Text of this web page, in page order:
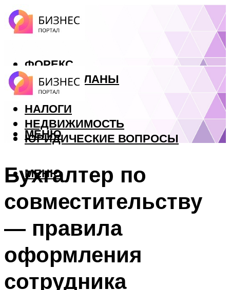
ФОРЕКС
БИЗНЕС ПЛАНЫ
КРЕДИТЫ
НАЛОГИ
НЕДВИЖИМОСТЬ
ЮРИДИЧЕСКИЕ ВОПРОСЫ
МЕНЮ
МЕНЮ
Бухгалтер по
совместительству
— правила
оформления
сотрудника